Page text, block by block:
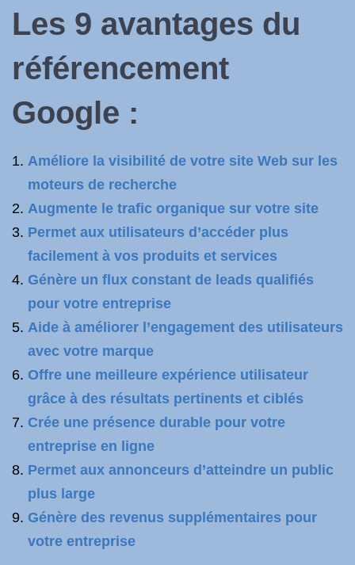
Les 9 avantages du
référencement
Google :
Améliore la visibilité de votre site Web sur les
moteurs de recherche
Augmente le trafic organique sur votre site
Permet aux utilisateurs d’accéder plus
facilement à vos produits et services
Génère un flux constant de leads qualifiés
pour votre entreprise
Aide à améliorer l’engagement des utilisateurs
avec votre marque
Offre une meilleure expérience utilisateur
grâce à des résultats pertinents et ciblés
Crée une présence durable pour votre
entreprise en ligne
Permet aux annonceurs d’atteindre un public
plus large
Génère des revenus supplémentaires pour
votre entreprise